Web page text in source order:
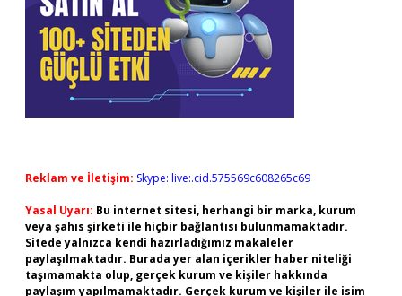
Reklam ve İletişim: Skype: live:.cid.575569c608265c69
Yasal Uyarı: Bu internet sitesi, herhangi bir marka, kurum
veya şahıs şirketi ile hiçbir bağlantısı bulunmamaktadır.
Sitede yalnızca kendi hazırladığımız makaleler
paylaşılmaktadır. Burada yer alan içerikler haber niteliği
taşımamakta olup, gerçek kurum ve kişiler hakkında
paylaşım yapılmamaktadır. Gerçek kurum ve kişiler ile isim